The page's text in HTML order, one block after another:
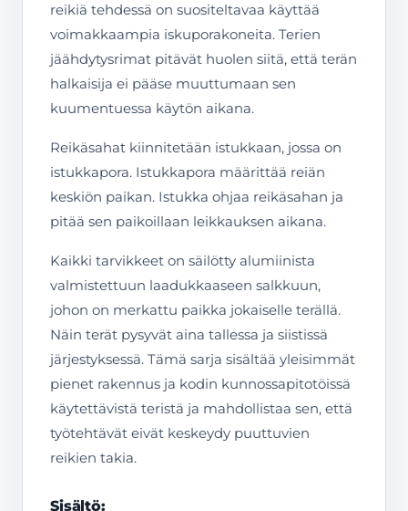
reikiä tehdessä on suositeltavaa käyttää
voimakkaampia iskuporakoneita. Terien
jäähdytysrimat pitävät huolen siitä, että terän
halkaisija ei pääse muuttumaan sen
kuumentuessa käytön aikana.
Reikäsahat kiinnitetään istukkaan, jossa on
istukkapora. Istukkapora määrittää reiän
keskiön paikan. Istukka ohjaa reikäsahan ja
pitää sen paikoillaan leikkauksen aikana.
Kaikki tarvikkeet on säilötty alumiinista
valmistettuun laadukkaaseen salkkuun,
johon on merkattu paikka jokaiselle terällä.
Näin terät pysyvät aina tallessa ja siistissä
järjestyksessä. Tämä sarja sisältää yleisimmät
pienet rakennus ja kodin kunnossapitotöissä
käytettävistä teristä ja mahdollistaa sen, että
työtehtävät eivät keskeydy puuttuvien
reikien takia.
Sisältö: